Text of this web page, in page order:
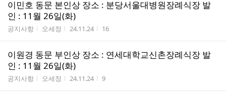
이민호 동문 본인상 장소 : 분당서울대병원장례식장 발
인 : 11월 26일(화)
게시판명
공지사항 작성자
오세정 작성시간
24.11.24 조회수
16
이원경 동문 부인상 장소 : 연세대학교신촌장례식장 발
인 : 11월 26일(화)
게시판명
공지사항 작성자
오세정 작성시간
24.11.24 조회수
9